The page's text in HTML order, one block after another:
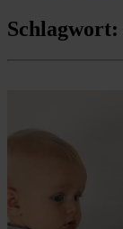
Schlagwort: